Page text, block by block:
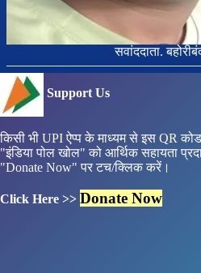
सवांददाता.
Support Us
किसी भी UPI ऐप्प के माध्यम से इस QR
"इंडिया पोल खोल" को आर्थिक सहायता
"Donate Now" पर टच/क्लिक करें।
Click Here >> Donate Now